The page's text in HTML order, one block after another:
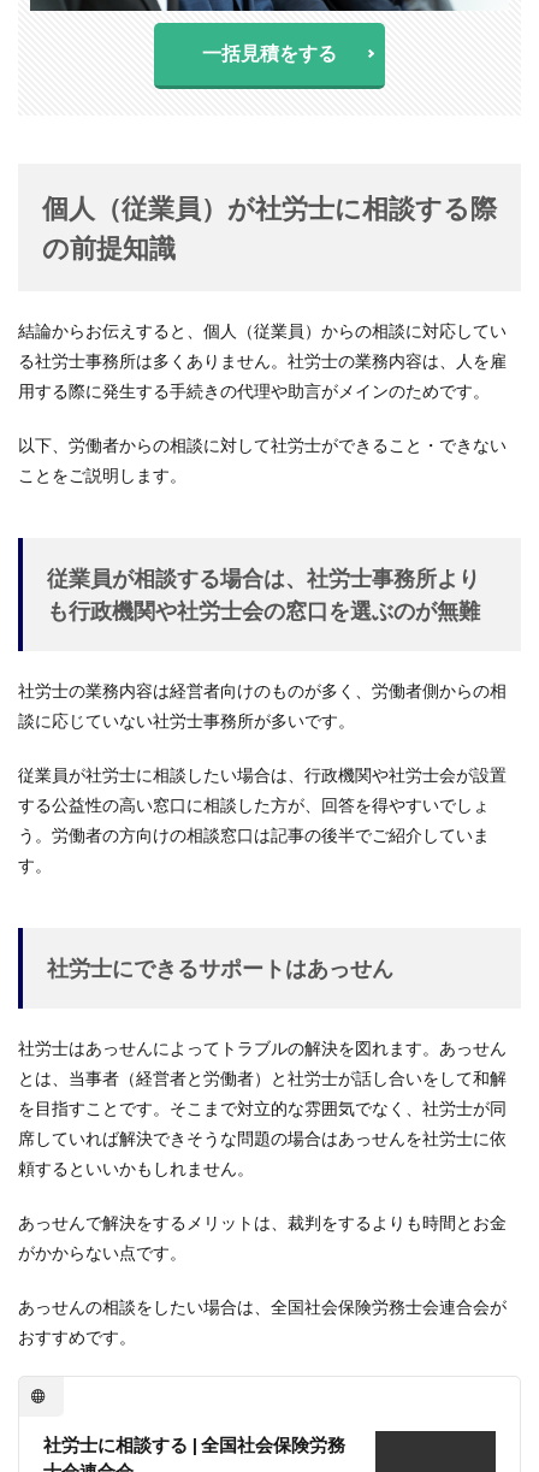
一括見積をする
個人（従業員）が社労士に相談する際
の前提知識
結論からお伝えすると、個人（従業員）からの相談に対応してい
る社労士事務所は多くありません。社労士の業務内容は、人を雇
用する際に発生する手続きの代理や助言がメインのためです。
以下、労働者からの相談に対して社労士ができること・できない
ことをご説明します。
従業員が相談する場合は、社労士事務所より
も行政機関や社労士会の窓口を選ぶのが無難
社労士の業務内容は経営者向けのものが多く、労働者側からの相
談に応じていない社労士事務所が多いです。
従業員が社労士に相談したい場合は、行政機関や社労士会が設置
する公益性の高い窓口に相談した方が、回答を得やすいでしょ
う。労働者の方向けの相談窓口は記事の後半でご紹介していま
す。
社労士にできるサポートはあっせん
社労士はあっせんによってトラブルの解決を図れます。あっせん
とは、当事者（経営者と労働者）と社労士が話し合いをして和解
を目指すことです。そこまで対立的な雰囲気でなく、社労士が同
席していれば解決できそうな問題の場合はあっせんを社労士に依
頼するといいかもしれません。
あっせんで解決をするメリットは、裁判をするよりも時間とお金
がかからない点です。
あっせんの相談をしたい場合は、全国社会保険労務士会連合会が
おすすめです。
社労士に相談する | 全国社会保険労務